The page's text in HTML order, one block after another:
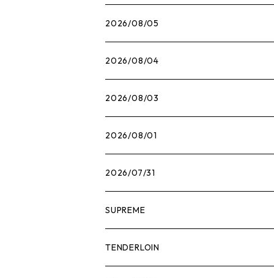
2026/08/05
2026/08/04
2026/08/03
2026/08/01
2026/07/31
SUPREME
Tシャツ
TENDERLOIN